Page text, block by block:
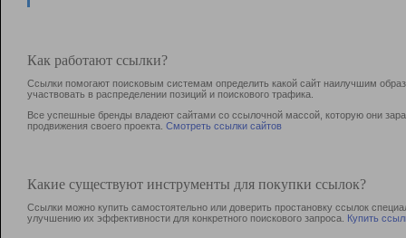
Как работают ссылки?
Ссылки помогают поисковым системам определить какой сайт наилучшим
участвовать в раcпределении позиций и поискового трафика.
Все успешные бренды владеют сайтами со ссылочной массой, которую они
продвижения своего проекта. Смотреть ссылки сайтов
Какие существуют инструменты для покупки ссылок?
Ссылки можно купить самостоятельно или доверить простановку ссылок
улучшению их эффективности для конкретного поискового запроса. Купить